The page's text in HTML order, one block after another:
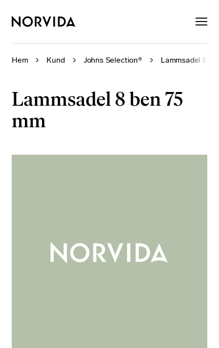
Hem Kund Johns Selection® Lammsadel 8
Lammsadel 8 ben 75
mm